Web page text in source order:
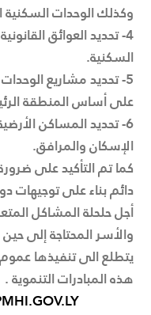
وكذلك الوحدات السكنية
4- تحديد العوائق
السكنية.
5- تحديد مشاريع
على أساس المنطقة
6- تحديد المساكن
الإسكان والمرافق.
كما تم التأكيد على
دائم بناء على توجيهات
أجل حلحلة المشاكل
والأسر المحتاجة إلى حين
يتطلع الى تنفيذها
هذه المبادرات التنموية .